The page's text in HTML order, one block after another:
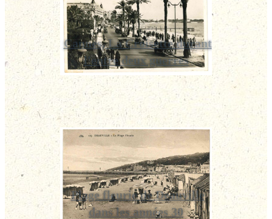
Cannes, La Croisette durant
l'entre deux guerres
Plage fleurie de Deauville
dans les années 30